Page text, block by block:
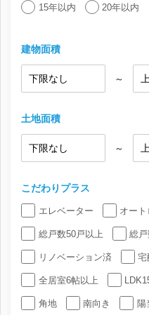
15年以内 20年以内
建物面積
～
土地面積
～
こだわりプラス
エレベーター オート
総戸数50戸以上 総
リノベーション済 宅
全居室6帖以上
角地 南向き 陽